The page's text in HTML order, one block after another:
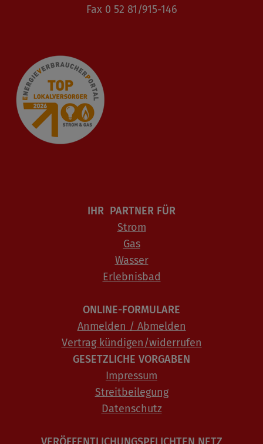
Fax 0 52 81/915-146
IHR PARTNER FÜR
Strom
Gas
Wasser
Erlebnisbad
ONLINE-FORMULARE
Anmelden / Abmelden
Vertrag kündigen/widerrufen
GESETZLICHE VORGABEN
Impressum
Streitbeilegung
Datenschutz